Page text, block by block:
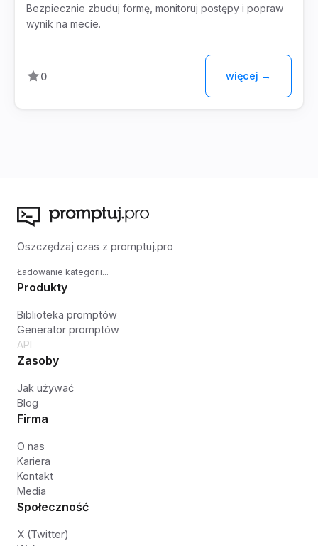
Bezpiecznie zbuduj formę, monitoruj postępy i popraw
wynik na mecie.
0 więcej →
Oszczędzaj czas z promptuj.pro
Ładowanie kategorii...
Produkty
Biblioteka promptów
Generator promptów
API
Zasoby
Jak używać
Blog
Firma
O nas
Kariera
Kontakt
Media
Społeczność
X (Twitter)